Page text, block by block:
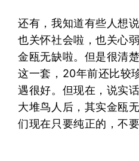
还有，我知道有些人想
也关怀社会啦，也关心
金瓯无缺啦。但是很清
这一套，20年前还比较
遇很好。但现在，说实
大堆鸟人后，其实金瓯
们现在只要纯正的，不要